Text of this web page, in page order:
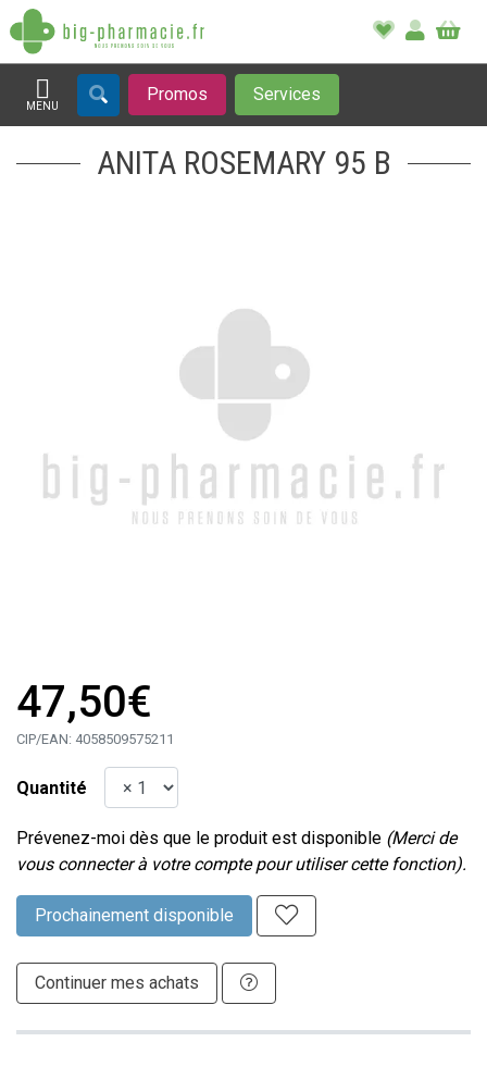
MENU
Afficher la navigation
Promos Services
ANITA ROSEMARY 95 B
47,50€
CIP/EAN: 4058509575211
Quantité
Prévenez-moi dès que le produit est disponible (Merci de
vous connecter à votre compte pour utiliser cette fonction).
Prochainement disponible
Continuer mes achats